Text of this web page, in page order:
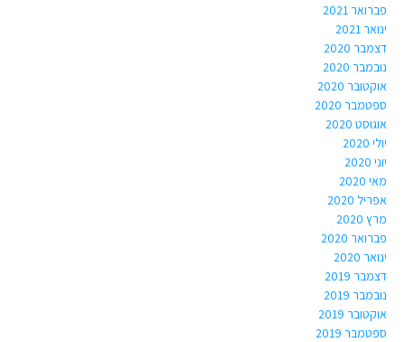
פברואר 2021
ינואר 2021
דצמבר 2020
נובמבר 2020
אוקטובר 2020
ספטמבר 2020
אוגוסט 2020
יולי 2020
יוני 2020
מאי 2020
אפריל 2020
מרץ 2020
פברואר 2020
ינואר 2020
דצמבר 2019
נובמבר 2019
אוקטובר 2019
ספטמבר 2019